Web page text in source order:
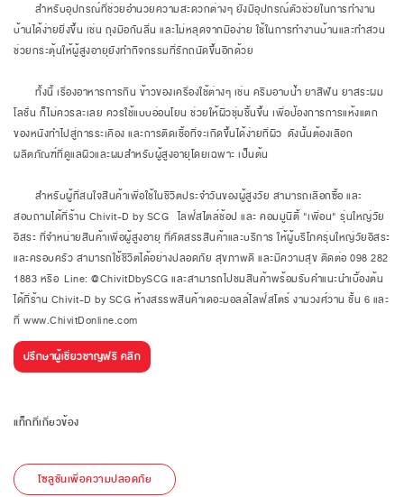
สำหรับอุปกรณ์ที่ช่วยอำนวยความสะดวกต่างๆ ยังมีอุปกรณ์ตัวช่วยในการทำงาน
บ้านได้ง่ายยิ่งขึ้น เช่น ถุงมือกันลื่น และไม่หลุดจากมือง่าย ใช้ในการทำงานบ้านและทำสวน
ช่วยกระตุ้นให้ผู้สูงอายุยังทำกิจกรรมที่รักถนัดขึ้นอีกด้วย
ทั้งนี้ เรื่องอาหารการกิน ข้าวของเครื่องใช้ต่างๆ เช่น ครีมอาบน้ำ ยาสีฟัน ยาสระผม
โลชั่น ก็ไม่ควรละเลย ควรใช้แบบอ่อนโยน ช่วยให้ผิวชุ่มชื้นขึ้น เพื่อป้องการการแห้งแตก
ของหนังทำไปสู่การระเคือง และการติดเชื้อที่จะเกิดขึ้นได้ง่ายที่ผิว ดังนั้นต้องเลือก
ผลิตภัณฑ์ที่ดูแลผิวและผมสำหรับผู้สูงอายุโดยเฉพาะ เป็นต้น
สำหรับผู้ที่สนใจสินค้าเพื่อใช้ในชีวิตประจำวันของผู้สูงวัย สามารถเลือกซื้อ และ
สอบถามได้ที่ร้าน Chivit-D by SCG ไลฟ์สไตล์ช้อป และ คอมมูนิตี้ "เพื่อน" รุ่นใหญ่วัย
อิสระ ที่จำหน่ายสินค้าเพื่อผู้สูงอายุ ที่คัดสรรสินค้าและบริการ ให้ผู้บริโภครุ่นใหญ่วัยอิสระ
และครอบครัว สามารถใช้ชีวิตได้อย่างปลอดภัย สุขภาพดี และมีความสุข ติดต่อ 098 282
1883 หรือ Line: @ChivitDbySCG และสามารถไปชมสินค้าพร้อมรับคำแนะนำเบื้องต้น
ได้ที่ร้าน Chivit-D by SCG ห้างสรรพสินค้าเดอะมอลล์ไลฟ์สโตร์ งามวงศ์วาน ชั้น 6 และ
ที่ www.ChivitDonline.com
ปรึกษาผู้เชี่ยวชาญฟรี คลิก
แท็กที่เกี่ยวข้อง
โซลูชันเพื่อความปลอดภัย